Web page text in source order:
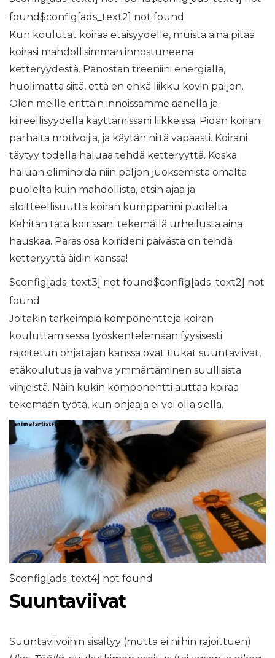
found$config[ads_text2] not found
Kun koulutat koiraa etäisyydelle, muista aina pitää
koirasi mahdollisimman innostuneena
ketteryydestä. Panostan treeniini energialla,
huolimatta siitä, että en ehkä liikku kovin paljon.
Olen meille erittäin innoissamme äänellä ja
kiireellisyydellä käyttämissani liikkeissä. Pidän koirani
parhaita motivoijia, ja käytän niitä vapaasti. Koirani
täytyy todella haluaa tehdä ketteryyttä. Koska
haluan eliminoida niin paljon juoksemista omalta
puolelta kuin mahdollista, etsin ajaa ja
aloitteellisuutta koiran kumppanini puolelta.
Kehitän tätä koirissani tekemällä urheilusta aina
hauskaa. Paras osa koirideni päivästä on tehdä
ketteryyttä äidin kanssa!
$config[ads_text3] not found$config[ads_text2] not
found
Joitakin tärkeimpiä komponentteja koiran
kouluttamisessa työskentelemään fyysisesti
rajoitetun ohjatajan kanssa ovat tiukat suuntaviivat,
etäkoulutus ja vahva ymmärtäminen suullisista
vihjeistä. Näin kukin komponentti auttaa koiraa
tekemään työtä, kun ohjaaja ei voi olla siellä.
$config[ads_text4] not found
Suuntaviivat
Suuntaviivoihin sisältyy (mutta ei niihin rajoittuen)